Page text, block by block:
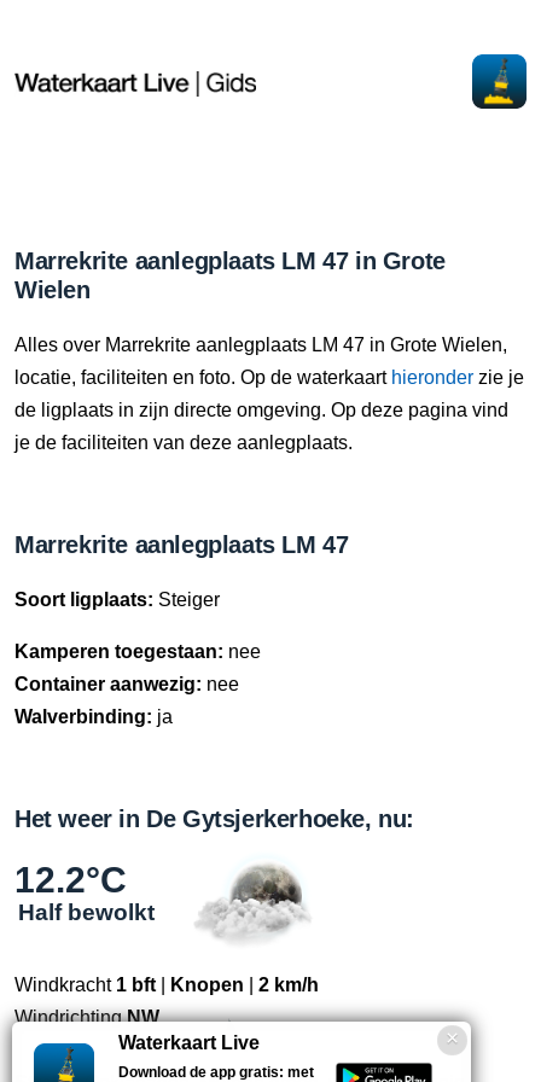
Marrekrite aanlegplaats LM 47 in Grote
Wielen
Alles over Marrekrite aanlegplaats LM 47 in Grote Wielen,
locatie, faciliteiten en foto. Op de waterkaart hieronder zie je
de ligplaats in zijn directe omgeving. Op deze pagina vind
je de faciliteiten van deze aanlegplaats.
Marrekrite aanlegplaats LM 47
Soort ligplaats: Steiger
Kamperen toegestaan: nee
Container aanwezig: nee
Walverbinding: ja
Het weer in De Gytsjerkerhoeke, nu:
12.2°C
Half bewolkt
Windkracht 1 bft Knopen
2 km/h
WindrichtingNW
Waterkaart Live
Download de app gratis: met